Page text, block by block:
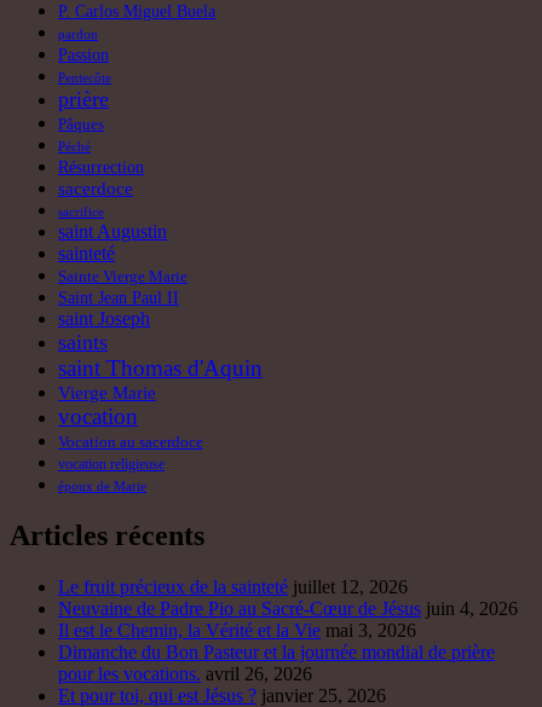
P. Carlos Miguel Buela
pardon
Passion
Pentecôte
prière
Pâques
Péché
Résurrection
sacerdoce
sacrifice
saint Augustin
sainteté
Sainte Vierge Marie
Saint Jean Paul II
saint Joseph
saints
saint Thomas d'Aquin
Vierge Marie
vocation
Vocation au sacerdoce
vocation religieuse
époux de Marie
Articles récents
Le fruit précieux de la sainteté juillet 12, 2026
Neuvaine de Padre Pio au Sacré-Cœur de Jésus juin 4, 2026
Il est le Chemin, la Vérité et la Vie mai 3, 2026
Dimanche du Bon Pasteur et la journée mondial de prière
pour les vocations. avril 26, 2026
Et pour toi, qui est Jésus ? janvier 25, 2026